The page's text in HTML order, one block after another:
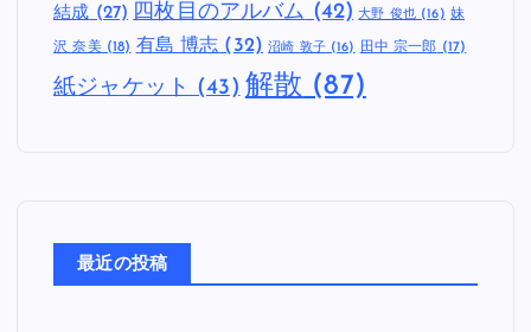
結成 (27) 四枚目のアルバム (42) 大野 俊也(16) 妹
沢 奈美(18) 有島 博志 (32) 沼崎 敦子(16) 田中 宗一郎 (17)
紙ジャケット (43) 解散 (87)
最近の投稿